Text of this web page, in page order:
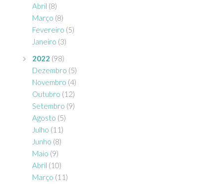
Abril (8)
Março (8)
Fevereiro (5)
Janeiro (3)
2022 (98)
Dezembro (5)
Novembro (4)
Outubro (12)
Setembro (9)
Agosto (5)
Julho (11)
Junho (8)
Maio (9)
Abril (10)
Março (11)